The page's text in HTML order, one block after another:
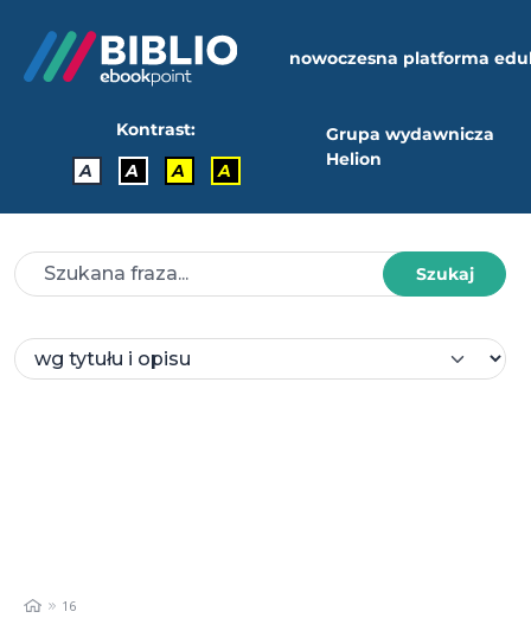
nowoczesna platforma
Kontrast:
A
A A A
Grupa wydawnicza
Helion
Szukaj
16